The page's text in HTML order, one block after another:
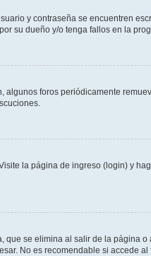
y contraseña se encuentren
su dueño y/o tenga fallos en la
foros periódicamente
la página de ingreso (login) y
se elimina al salir de la página
No es recomendable si accede